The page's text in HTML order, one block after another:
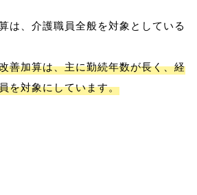
は、介護職員全般を対象としている
善加算は、主に勤続年数が長く、経
を対象にしています。